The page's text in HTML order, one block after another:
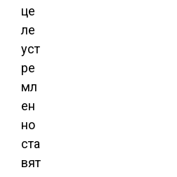
це
ле
уст
ре
мл
ен
но
ста
вят